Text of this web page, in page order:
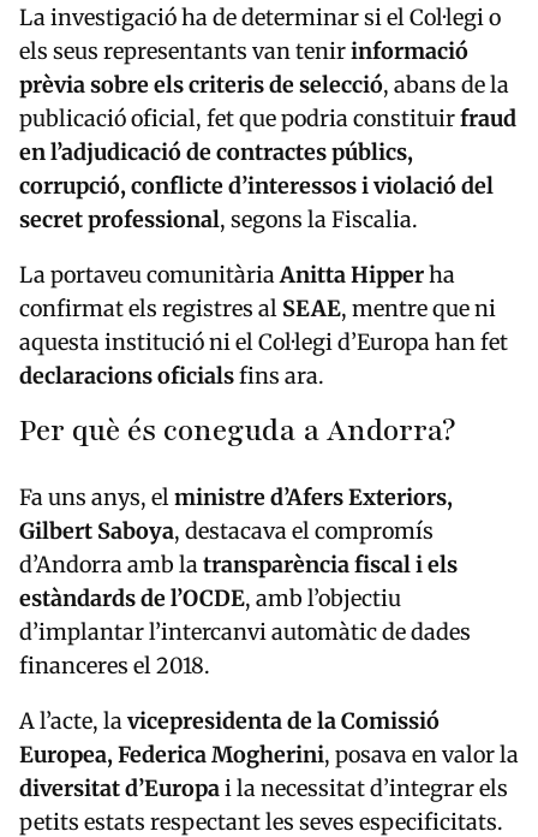
La investigació ha de determinar si el Col·legi o
els seus representants van tenirinformació
prèvia sobre els criteris de selecció, abans de la
publicació oficial, fet que podria constituirfraud
en l’adjudicació de contractes públics,
corrupció, conflicte d’interessos i violació del
secret professional, segons la Fiscalia.
La portaveu comunitàriaAnitta Hipperha
confirmat els registres al SEAE, mentre que ni
aquesta institució ni el Col·legi d’Europa han fet
declaracions oficialsfins ara.
Per què és coneguda a Andorra?
Fa uns anys, elministre d’Afers Exteriors,
Gilbert Saboya, destacava el compromís
d’Andorra amb latransparència fiscal i els
estàndards de l’OCDE, amb l’objectiu
d’implantar l’intercanvi automàtic de dades
financeres el 2018.
A l’acte, lavicepresidenta de la Comissió
Europea, Federica Mogherini, posava en valor la
diversitat d’Europai la necessitat d’integrar els
petits estats respectant les seves especificitats.